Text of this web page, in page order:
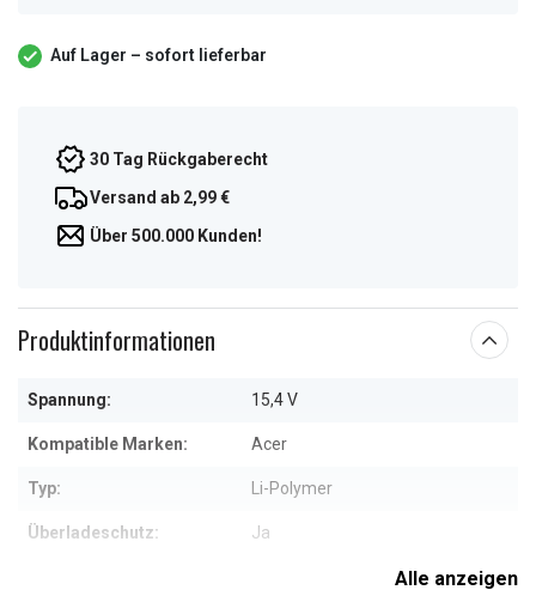
Auf Lager – sofort lieferbar
30 Tag Rückgaberecht
Versand ab 2,99 €
Über 500.000 Kunden!
Produktinformationen
Spannung: 15,4 V
Kompatible Marken: Acer
Typ: Li-Polymer
Überladeschutz: Ja
369,40 x 111,10 x 4,00 mmAlle anzeigen